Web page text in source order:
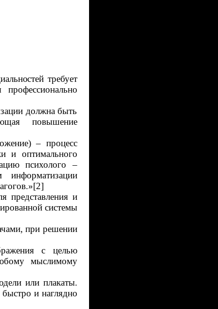
требует
должна быть
повышение
– процесс
и оптимального
психолого –
[2]
представления и
системы
при решении
с целью
мыслимому
или плакаты.
и наглядно